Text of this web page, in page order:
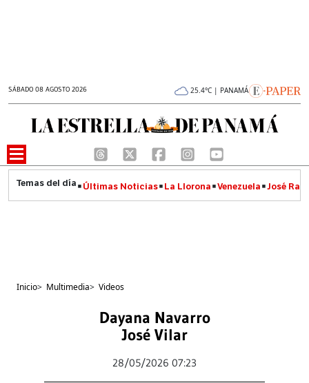
SÁBADO 08 AGOSTO 2026 25.4°C | PANAMÁ
Últimas Noticias La Llorona Venezuela José
Inicio> Multimedia> Videos
Dayana Navarro
José Vilar
28/05/2026 07:23